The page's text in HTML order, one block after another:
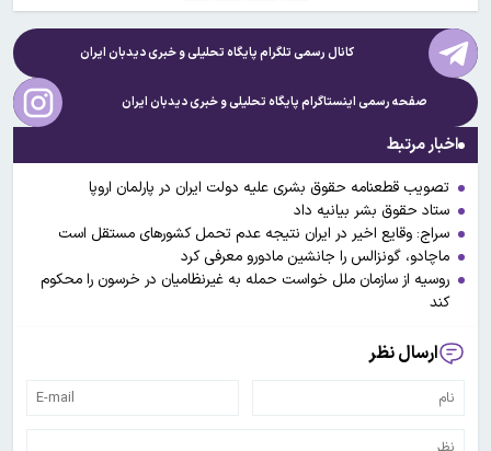
کانال رسمی تلگرام پایگاه تحلیلی و خبریدیدبان ایران
صفحه رسمی اینستاگرام پایگاه تحلیلی و خبریدیدبان ایران
اخبار مرتبط
تصویب قطعنامه حقوق بشری علیه دولت ایران در پارلمان اروپا
ستاد حقوق بشر ‌بیانیه داد
سراج: وقایع اخیر در ایران نتیجه عدم تحمل کشورهای مستقل است
ماچادو، گونزالس را جانشین مادورو معرفی کرد
روسیه از سازمان ملل خواست حمله به غیرنظامیان در خرسون را محکوم
کند
ارسال نظر